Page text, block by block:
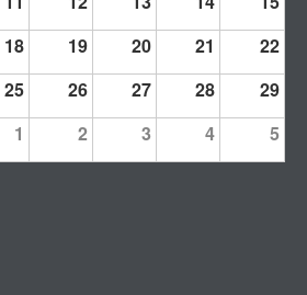
18 19 20 21
22
25 26 27 28
29
1 2 3 4 5